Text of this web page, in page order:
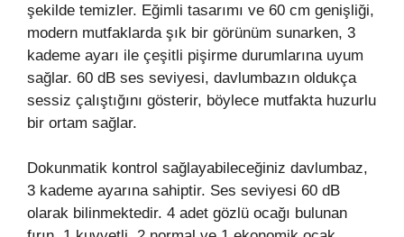
şekilde temizler. Eğimli tasarımı ve 60 cm genişliği,
modern mutfaklarda şık bir görünüm sunarken, 3
kademe ayarı ile çeşitli pişirme durumlarına uyum
sağlar. 60 dB ses seviyesi, davlumbazın oldukça
sessiz çalıştığını gösterir, böylece mutfakta huzurlu
bir ortam sağlar.
Dokunmatik kontrol sağlayabileceğiniz davlumbaz,
3 kademe ayarına sahiptir. Ses seviyesi 60 dB
olarak bilinmektedir. 4 adet gözlü ocağı bulunan